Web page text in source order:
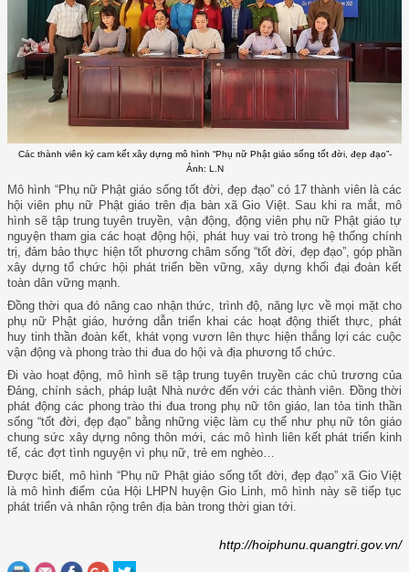
Các thành viên ký cam kết xây dựng mô hình “Phụ nữ Phật giáo sống tốt đời, đẹp đạo”-
Ảnh: L.N
Mô hình “Phụ nữ Phật giáo sống tốt đời, đẹp đạo” có 17 thành viên là các
hội viên phụ nữ Phật giáo trên địa bàn xã Gio Việt. Sau khi ra mắt, mô
hình sẽ tập trung tuyên truyền, vận động, động viên phụ nữ Phật giáo tự
nguyện tham gia các hoạt động hội, phát huy vai trò trong hệ thống chính
trị, đảm bảo thực hiện tốt phương châm sống “tốt đời, đẹp đạo”, góp phần
xây dựng tổ chức hội phát triển bền vững, xây dựng khối đại đoàn kết
toàn dân vững mạnh.
Đồng thời qua đó nâng cao nhận thức, trình độ, năng lực về mọi mặt cho
phụ nữ Phật giáo, hướng dẫn triển khai các hoạt động thiết thực, phát
huy tinh thần đoàn kết, khát vọng vươn lên thực hiện thắng lợi các cuộc
vận động và phong trào thi đua do hội và địa phương tổ chức.
Đi vào hoạt động, mô hình sẽ tập trung tuyên truyền các chủ trương của
Đảng, chính sách, pháp luật Nhà nước đến với các thành viên. Đồng thời
phát động các phong trào thi đua trong phụ nữ tôn giáo, lan tỏa tinh thần
sống “tốt đời, đẹp đạo” bằng những việc làm cụ thể như phụ nữ tôn giáo
chung sức xây dựng nông thôn mới, các mô hình liên kết phát triển kinh
tế, các đợt tình nguyện vì phụ nữ, trẻ em nghèo…
Được biết, mô hình “Phụ nữ Phật giáo sống tốt đời, đẹp đạo” xã Gio Việt
là mô hình điểm của Hội LHPN huyện Gio Linh, mô hình này sẽ tiếp tục
phát triển và nhân rộng trên địa bàn trong thời gian tới.
http://hoiphunu.quangtri.gov.vn/